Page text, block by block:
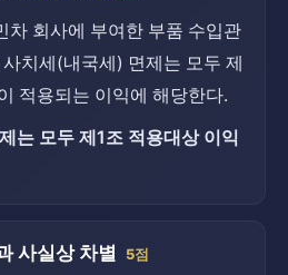
차 회사에 부여한 부품 수입관
치세(내국세) 면제는 모두 제
적용되는 이익에 해당한다.
는 모두 제1조 적용대상 이익
사실상 차별 5점